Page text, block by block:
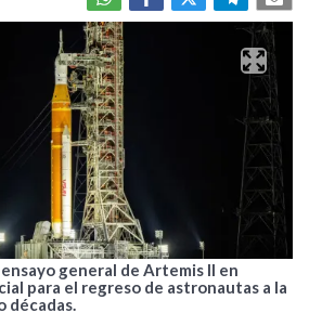
general de Artemis II en
para el regreso de astronautas a la
décadas.